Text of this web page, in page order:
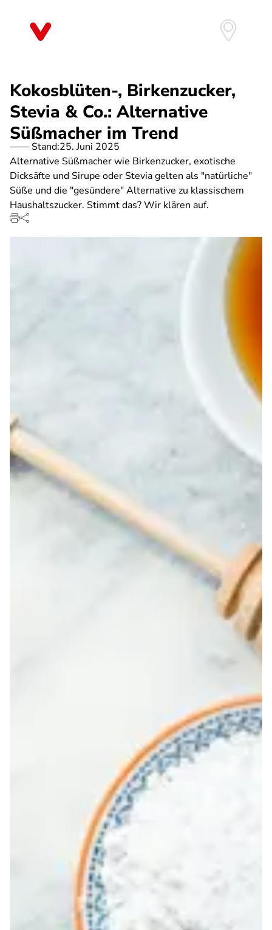
Kokosblüten-, Birkenzucker,
Stevia & Co.: Alternative
Süßmacher im Trend
Stand:25. Juni 2025
Alternative Süßmacher wie Birkenzucker, exotische
Dicksäfte und Sirupe oder Stevia gelten als "natürliche"
Süße und die "gesündere" Alternative zu klassischem
Haushaltszucker. Stimmt das? Wir klären auf.